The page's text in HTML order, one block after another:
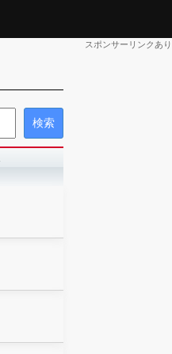
スポンサーリンクあり